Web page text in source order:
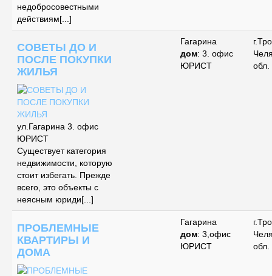
недобросовестными
действиям[...]
СОВЕТЫ ДО И
ПОСЛЕ ПОКУПКИ
ЖИЛЬЯ
ул.Гагарина 3. офис
ЮРИСТ
Существует категория
недвижимости, которую
стоит избегать. Прежде
всего, это объекты с
неясным юриди[...]
Гагарина
дом: 3. офис
ЮРИСТ
обл.
ПРОБЛЕМНЫЕ
КВАРТИРЫ И
ДОМА
Гагарина
дом: 3,офис
ЮРИСТ
обл.